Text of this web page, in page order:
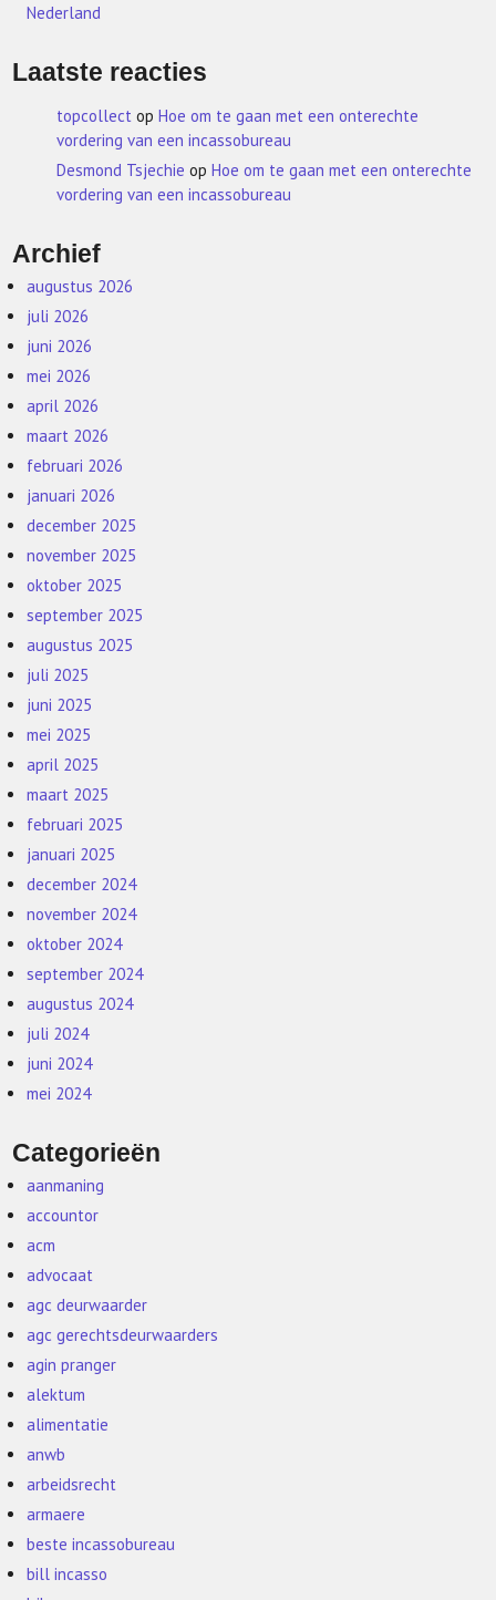
Nederland
Laatste reacties
topcollect opHoe om te gaan met een onterechte
vordering van een incassobureau
Desmond Tsjechie opHoe om te gaan met een onterechte
vordering van een incassobureau
Archief
augustus 2026
juli 2026
juni 2026
mei 2026
april 2026
maart 2026
februari 2026
januari 2026
december 2025
november 2025
oktober 2025
september 2025
augustus 2025
juli 2025
juni 2025
mei 2025
april 2025
maart 2025
februari 2025
januari 2025
december 2024
november 2024
oktober 2024
september 2024
augustus 2024
juli 2024
juni 2024
mei 2024
Categorieën
aanmaning
accountor
acm
advocaat
agc deurwaarder
agc gerechtsdeurwaarders
agin pranger
alektum
alimentatie
anwb
arbeidsrecht
armaere
beste incassobureau
bill incasso